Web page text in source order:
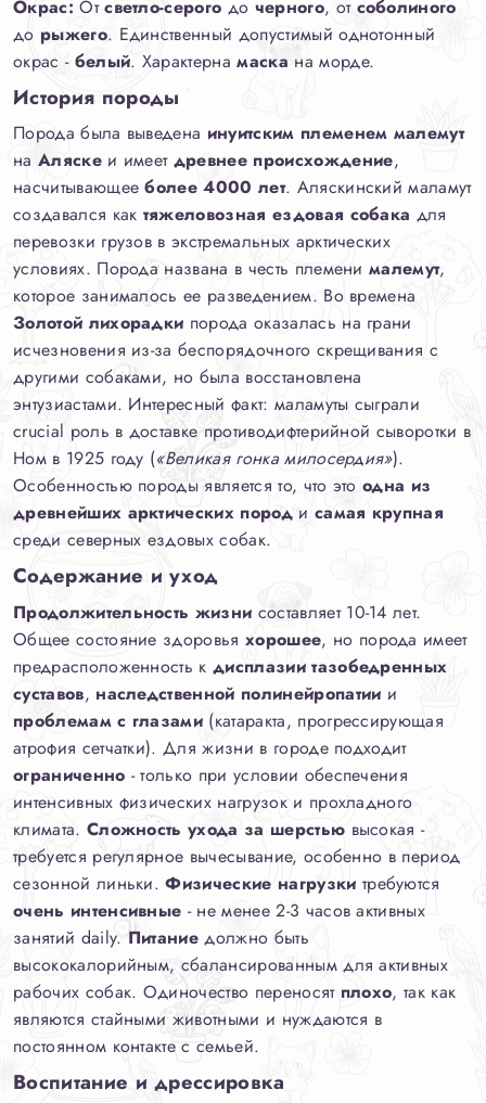
Окрас: Отсветло-серого до черного, от соболиного
до рыжего. Единственный допустимый однотонный
окрас - белый. Характернамаска на морде.
История породы
Порода была выведена инуитским племенем малемут
на Аляскеи имеет древнее происхождение,
насчитывающееболее 4000 лет. Аляскинский маламут
создавался как тяжеловозная ездовая собака для
перевозки грузов в экстремальных арктических
условиях. Порода названа в честь племенималемут,
которое занималось ее разведением. Во времена
Золотой лихорадки порода оказалась на грани
исчезновения из-за беспорядочного скрещивания с
другими собаками, но была восстановлена
энтузиастами. Интересный факт: маламуты сыграли
crucial роль в доставке противодифтерийной сыворотки в
Ном в 1925 году («Великая гонка милосердия»).
Особенностью породы является то, что этоодна из
древнейших арктических породи самая крупная
среди северных ездовых собак.
Содержание и уход
Продолжительность жизни составляет 10-14 лет.
Общее состояние здоровьяхорошее, но порода имеет
предрасположенность кдисплазии тазобедренных
суставов, наследственной полинейропатии и
проблемам с глазами (катаракта, прогрессирующая
атрофия сетчатки). Для жизни в городе подходит
ограниченно - только при условии обеспечения
интенсивных физических нагрузок и прохладного
климата. Сложность ухода за шерстью высокая -
требуется регулярное вычесывание, особенно в период
сезонной линьки.Физические нагрузки требуются
очень интенсивные - не менее 2-3 часов активных
занятий daily. Питание должно быть
высококалорийным, сбалансированным для активных
рабочих собак. Одиночество переносят плохо, так как
являются стайными животными и нуждаются в
постоянном контакте с семьей.
Воспитание и дрессировка